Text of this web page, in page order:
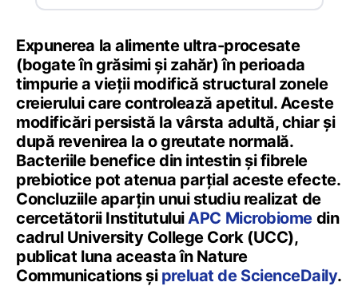
Expunerea la alimente ultra-procesate
(bogate în grăsimi și zahăr) în perioada
timpurie a vieții modifică structural zonele
creierului care controlează apetitul. Aceste
modificări persistă la vârsta adultă, chiar și
după revenirea la o greutate normală.
Bacteriile benefice din intestin și fibrele
prebiotice pot atenua parțial aceste efecte.
Concluziile aparțin unui studiu realizat de
cercetătorii Institutului APC Microbiome din
cadrul University College Cork (UCC),
publicat luna aceasta în Nature
Communications și preluat de ScienceDaily.